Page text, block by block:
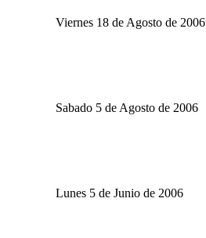
Viernes 18 de Agosto de 2006
Sabado 5 de Agosto de 2006
Lunes 5 de Junio de 2006